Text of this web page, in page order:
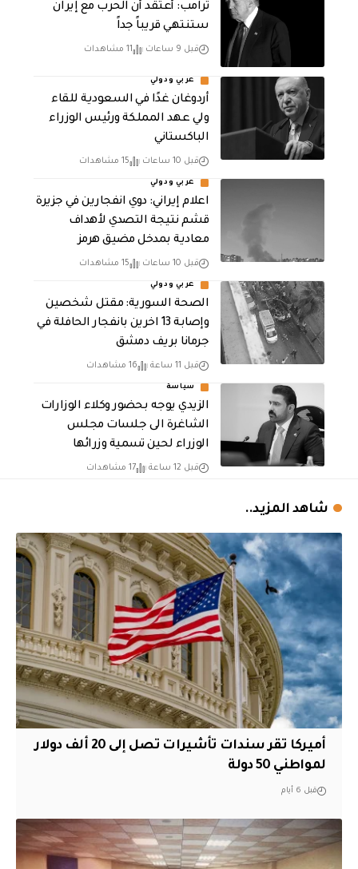
‏ترامب: أعتقد أن الحرب مع إيران
ستنتهي قريباً جداً
قبل 9 ساعات 11 مشاهدات
عربي ودولي
أردوغان غدًا في السعودية للقاء
ولي عهد المملكة ورئيس الوزراء
الباكستاني
قبل 10 ساعات 15 مشاهدات
عربي ودولي
اعلام إيراني: دوي انفجارين في جزيرة
قشم نتيجة التصدي لأهداف
معادية بمدخل مضيق هرمز
قبل 10 ساعات 15 مشاهدات
عربي ودولي
الصحة السورية: مقتل شخصين
وإصابة 13 اخرين بانفجار الحافلة في
جرمانا بريف دمشق
قبل 11 ساعة 16 مشاهدات
سياسة
الزيدي يوجه بحضور وكلاء الوزارات
الشاغرة الى جلسات مجلس
الوزراء لحين تسمية وزرائها
قبل 12 ساعة 17 مشاهدات
شاهد المزيد..
أميركا تقر سندات تأشيرات تصل إلى 20 ألف دولار
لمواطني 50 دولة
قبل 6 أيام